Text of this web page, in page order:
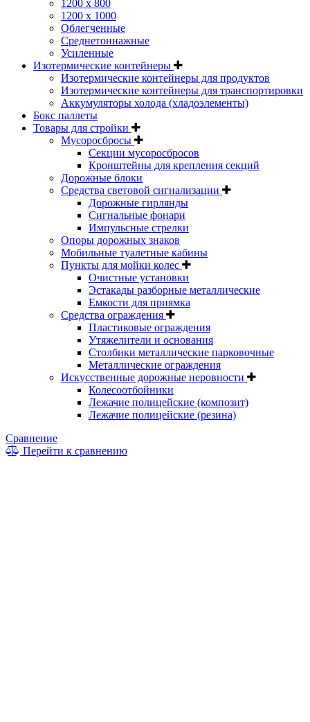
1200 х 800
1200 х 1000
Облегченные
Среднетоннажные
Усиленные
Изотермические контейнеры
Изотермические контейнеры для продуктов
Изотермические контейнеры для транспортировки
Аккумуляторы холода (хладоэлементы)
Бокс паллеты
Товары для стройки
Мусоросбросы
Секции мусоросбросов
Кронштейны для крепления секций
Дорожные блоки
Средства световой сигнализации
Дорожные гирлянды
Сигнальные фонари
Импульсные стрелки
Опоры дорожных знаков
Мобильные туалетные кабины
Пункты для мойки колес
Очистные установки
Эстакады разборные металлические
Емкости для приямка
Средства ограждения
Пластиковые ограждения
Утяжелители и основания
Столбики металлические парковочные
Металлические ограждения
Искусственные дорожные неровности
Колесоотбойники
Лежачие полицейские (композит)
Лежачие полицейские (резина)
Сравнение
Перейти к сравнению